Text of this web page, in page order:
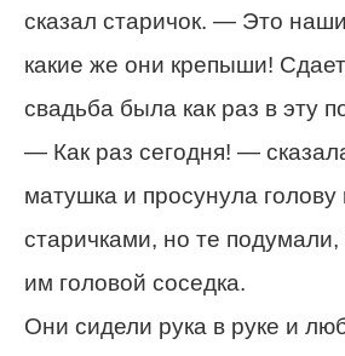
сказал старичок. — Это
какие же они крепыши!
свадьба была как раз в эту
— Как раз сегодня! —
матушка и просунула
старичками, но те подумали,
им головой соседка.
Они сидели рука в руке и